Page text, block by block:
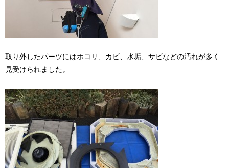
取り外したパーツにはホコリ、カビ、水垢、サビなどの汚れが多く
見受けられました。